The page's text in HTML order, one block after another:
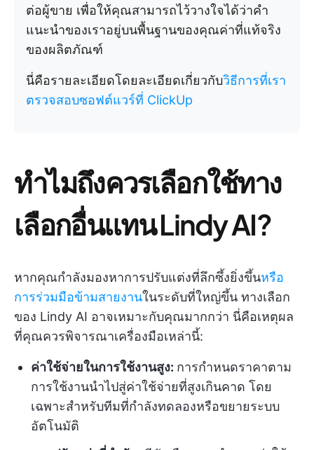
ต่อผู้ขาย เพื่อให้คุณสามารถไว้วางใจได้ว่าคำ
แนะนำของเราอยู่บนพื้นฐานของคุณค่าที่แท้จริง
ของผลิตภัณฑ์
นี่คือรายละเอียดโดยละเอียดเกี่ยวกับวิธีการที่เรา
ตรวจสอบซอฟต์แวร์ที่ ClickUp
ทำไมถึงควรเลือกใช้ทาง
เลือกอื่นแทน Lindy AI?
หากคุณกำลังมองหาการปรับแต่งที่ลึกซึ้งยิ่งขึ้นหรือ
การร่วมมือข้ามสายงานในระดับที่ใหญ่ขึ้น ทางเลือก
ของ Lindy AI อาจเหมาะกับคุณมากกว่า นี่คือเหตุผล
ที่คุณควรพิจารณาเครื่องมือเหล่านี้:
ค่าใช้จ่ายในการใช้งานสูง: การกำหนดราคาตาม
การใช้งานนำไปสู่ค่าใช้จ่ายที่สูงเกินคาด โดย
เฉพาะสำหรับทีมที่กำลังทดลองหรือขยายระบบ
อัตโนมัติ